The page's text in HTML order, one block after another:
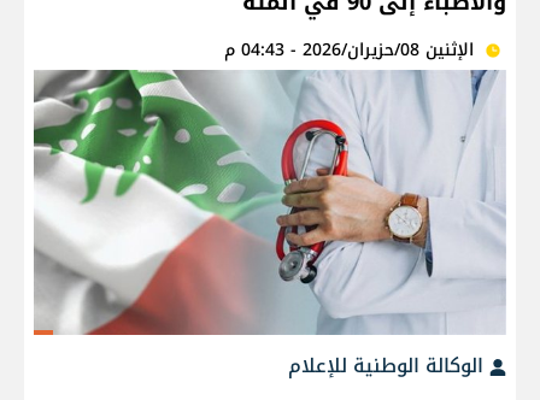
الإثنين 08/حزيران/2026 - 04:43 م
الوكالة الوطنية للإعلام